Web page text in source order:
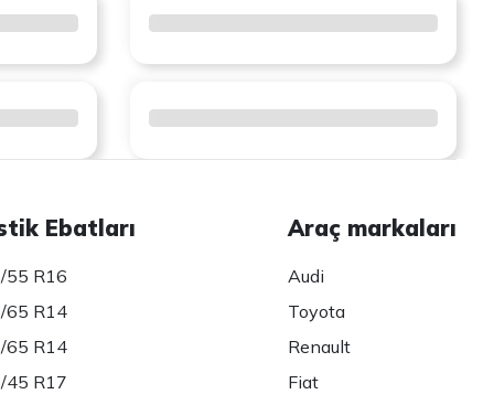
Ebatları
55 R16
65 R14
65 R14
45 R17
Araç markaları
Audi
Toyota
Renault
Fiat